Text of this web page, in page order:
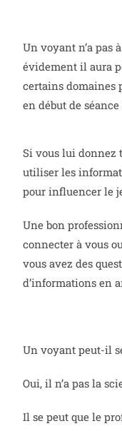
Un voyant n’a pas
évidement il aura
certains domaines
en début de
Si vous lui donnez
utiliser les
pour influencer le
Une bon
connecter à vous
vous avez des
d’informations en
Un voyant peut-il
Oui, il n’a pas la
Il se peut que le